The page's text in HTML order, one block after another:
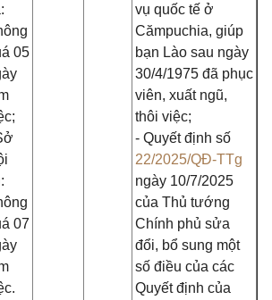
05
07
vụ quốc tế ở
Cămpuchia, giúp
bạn Lào sau ngày
30/4/1975 đã phục
viên, xuất ngũ,
thôi việc;
- Quyết định số
22/2025/QĐ-TTg
ngày 10/7/2025
của Thủ tướng
Chính phủ sửa
đổi, bổ sung một
số điều của các
Quyết định của